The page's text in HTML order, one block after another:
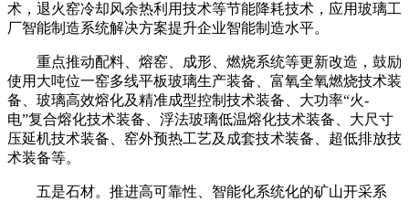
术，退火窑冷却风余热利用技术等节能降耗技术，应用玻璃工
厂智能制造系统解决方案提升企业智能制造水平。
重点推动配料、熔窑、成形、燃烧系统等更新改造，鼓励
使用大吨位一窑多线平板玻璃生产装备、富氧全氧燃烧技术装
备、玻璃高效熔化及精准成型控制技术装备、大功率“火-
电”复合熔化技术装备、浮法玻璃低温熔化技术装备、大尺寸
压延机技术装备、窑外预热工艺及成套技术装备、超低排放技
术装备等。
五是石材。推进高可靠性、智能化系统化的矿山开采系